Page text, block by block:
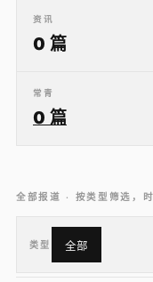
资讯
0 篇
常青
0 篇
全部报道 · 按类型筛选，
类型 全部